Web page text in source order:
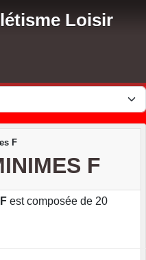
Loisir
F
F
est composée de 20